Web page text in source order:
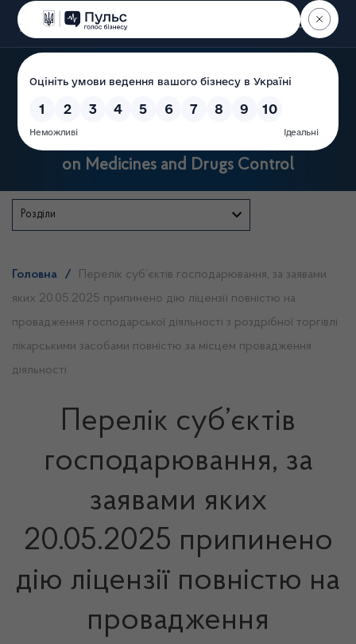
Пошук
State Service of Ukraine
on Medicines and Drugs Control
Розділи
Головна /
Перелік суб’єктів господарювання, за заявами
яких 20.05.2025 припинено дію ліцензії повністю на
провадження господарської діяльності з роздрібної торгівлі
лікарськими засобами повністю за місцем провадження
діяльності
Перелік суб’єктів
господарювання, за
заявами яких
20.05.2025 припинено
дію ліцензії повністю на
провадження